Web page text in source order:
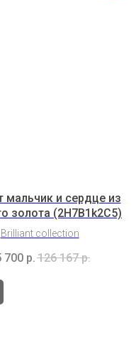
мальчик и сердце из
золота (2H7B1k2C5)
Brilliant collection
700 р. 126 167 р.